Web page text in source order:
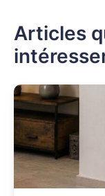
Articles